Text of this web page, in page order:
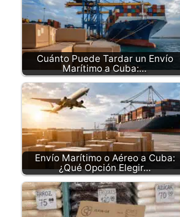
Cuánto Puede Tardar un Envío
Marítimo a Cuba:…
Envío Marítimo o Aéreo a Cuba:
¿Qué Opción Elegir…